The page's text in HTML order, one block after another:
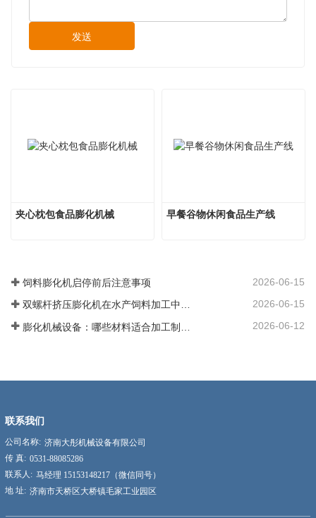
发送
夹心枕包食品膨化机械 早餐谷物休闲食品生产线
饲料膨化机启停前后注意事项 2026-06-15
双螺杆挤压膨化机在水产饲料加工中应用优势 2026-06-15
2026-06-12
联系我们
公司名称: 济南大彤机械设备有限公司
传 真: 0531-88085286
联系人: 马经理 15153148217（微信同号）
地 址: 济南市天桥区大桥镇毛家工业园区